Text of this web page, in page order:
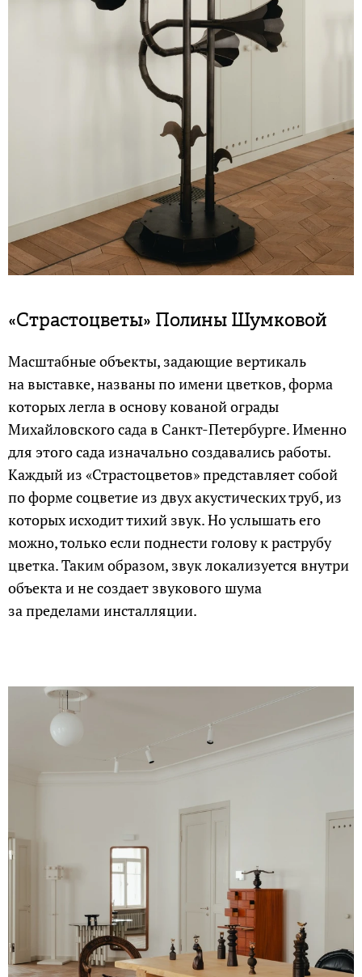
«Страстоцветы» Полины Шумковой
Масштабные объекты, задающие вертикаль
на выставке, названы по имени цветков, форма
которых легла в основу кованой ограды
Михайловского сада в Санкт-Петербурге. Именно
для этого сада изначально создавались работы.
Каждый из «Страстоцветов» представляет собой
по форме соцветие из двух акустических труб, из
которых исходит тихий звук. Но услышать его
можно, только если поднести голову к раструбу
цветка. Таким образом, звук локализуется внутри
объекта и не создает звукового шума
за пределами инсталляции.